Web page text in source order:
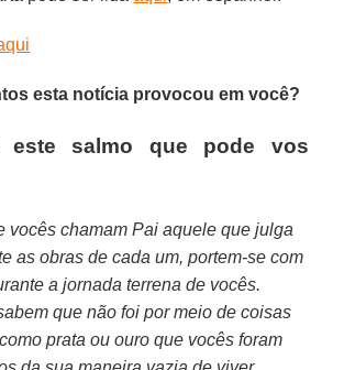
esta notícia provocou em você?
este salmo que pode vos
vocês chamam Pai aquele que julga
as obras de cada um, portem-se com
a jornada terrena de vocês.
que não foi por meio de coisas
prata ou ouro que vocês foram